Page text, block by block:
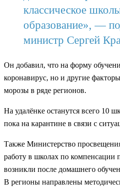
классическое
образование», —
министр Сергей
Он добавил, что на форму
коронавирус, но и другие
морозы в ряде регионов.
На удалёнке останутся всего 10
пока на карантине в связи с
Также Министерство
работу в школах по компенсации
возникли после домашнего
В регионы направлены